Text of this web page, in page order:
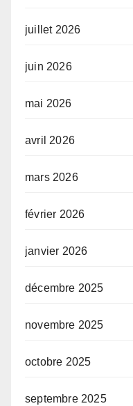
juillet 2026
juin 2026
mai 2026
avril 2026
mars 2026
février 2026
janvier 2026
décembre 2025
novembre 2025
octobre 2025
septembre 2025